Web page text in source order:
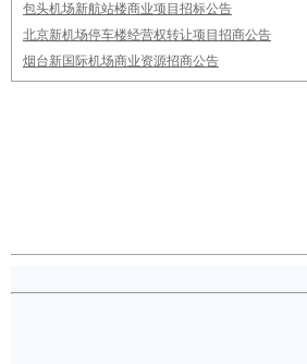
包头机场新航站楼商业项目招标公告
北京新机场停车楼经营权转让项目招商公告
烟台新国际机场商业资源招商公告